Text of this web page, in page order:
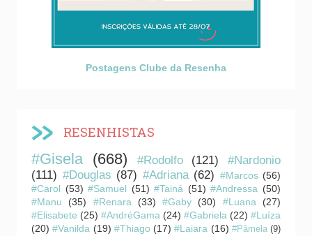
Postagens Clube da Resenha
RESENHISTAS
#Gisela (668) #Rodolfo (121)
#Nardonio
(111) #Douglas (87) #Adriana (62) #Marcos (56)
#Carol (53) #Samuel (51) #Tainá (51) #Andressa (50)
#Manu
(35) #Renara (33) #Gaby (30) #Luana
(27)
#Elisabete (25) #AndréGama (24) #Gabriela (22) #Luíza
(20) #Vanilda (19) #Thiago (17) #Laiara (16) #Pâmela (9)